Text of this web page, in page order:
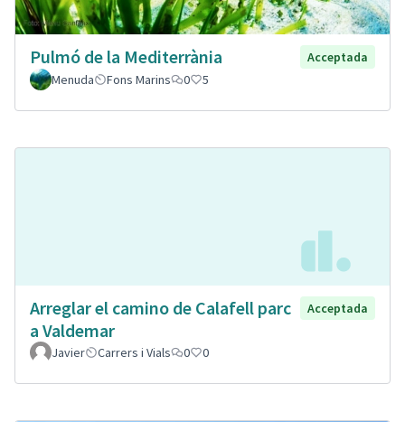
Pulmó de la Mediterrània
Acceptada
Menuda
Fons Marins 0 5
Arreglar el camino de Calafell parc
a Valdemar
Acceptada
Javier Carrers i Vials 0 0